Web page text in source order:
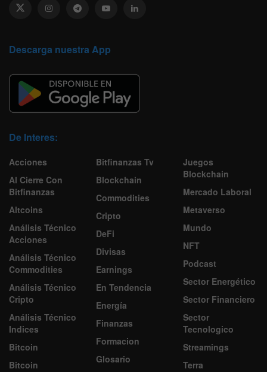
Descarga nuestra App
De Interes:
Acciones
Al Cierre Con
Bitfinanzas
Altcoins
Análisis Técnico
Acciones
Análisis Técnico
Commodities
Análisis Técnico
Cripto
Análisis Técnico
Indices
Bitcoin
Bitcoin
Bitfinanzas Tv
Blockchain
Commodities
Cripto
DeFi
Divisas
Earnings
En Tendencia
Energía
Finanzas
Formacion
Glosario
Juegos
Blockchain
Mercado Laboral
Metaverso
Mundo
NFT
Podcast
Sector Energético
Sector Financiero
Sector
Tecnologico
Streamings
Terra